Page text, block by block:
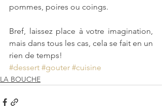
pommes, poires ou coings.
Bref, laissez place à votre imagination,
mais dans tous les cas, cela se fait en un
rien de temps!
#dessert #gouter #cuisine
LA BOUCHE